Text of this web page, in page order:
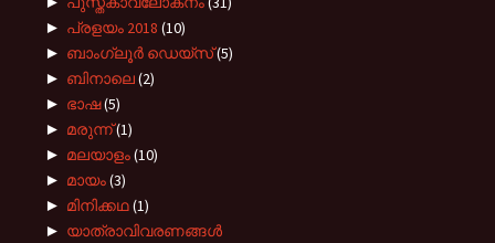
► പ്രളയം 2018 (10)
► ബാംഗ്ലൂർ ഡെയ്സ്(5)
► ബിനാലെ(2)
► ഭാഷ(5)
► മരുന്ന്(1)
► മലയാളം(10)
► മായം(3)
► മിനിക്കഥ(1)
► യാത്രാവിവരണങ്ങൾ